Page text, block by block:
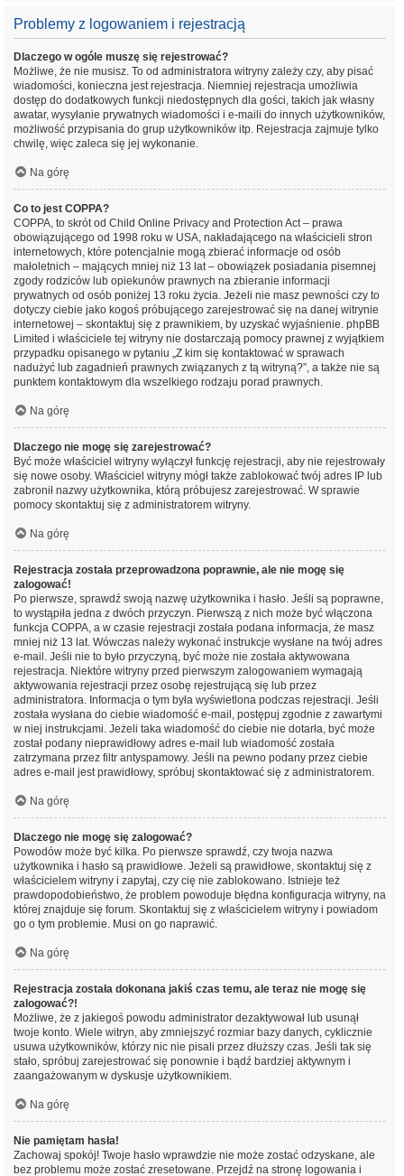
Problemy z logowaniem i rejestracją
Dlaczego w ogóle muszę się rejestrować?
Możliwe, że nie musisz. To od administratora witryny zależy czy, aby pisać
wiadomości, konieczna jest rejestracja. Niemniej rejestracja umożliwia
dostęp do dodatkowych funkcji niedostępnych dla gości, takich jak własny
awatar, wysyłanie prywatnych wiadomości i e-maili do innych użytkowników,
możliwość przypisania do grup użytkowników itp. Rejestracja zajmuje tylko
chwilę, więc zaleca się jej wykonanie.
Na górę
Co to jest COPPA?
COPPA, to skrót od Child Online Privacy and Protection Act – prawa
obowiązującego od 1998 roku w USA, nakładającego na właścicieli stron
internetowych, które potencjalnie mogą zbierać informacje od osób
małoletnich – mających mniej niż 13 lat – obowiązek posiadania pisemnej
zgody rodziców lub opiekunów prawnych na zbieranie informacji
prywatnych od osób poniżej 13 roku życia. Jeżeli nie masz pewności czy to
dotyczy ciebie jako kogoś próbującego zarejestrować się na danej witrynie
internetowej – skontaktuj się z prawnikiem, by uzyskać wyjaśnienie. phpBB
Limited i właściciele tej witryny nie dostarczają pomocy prawnej z wyjątkiem
przypadku opisanego w pytaniu „Z kim się kontaktować w sprawach
nadużyć lub zagadnień prawnych związanych z tą witryną?”, a także nie są
punktem kontaktowym dla wszelkiego rodzaju porad prawnych.
Na górę
Dlaczego nie mogę się zarejestrować?
Być może właściciel witryny wyłączył funkcję rejestracji, aby nie rejestrowały
się nowe osoby. Właściciel witryny mógł także zablokować twój adres IP lub
zabronił nazwy użytkownika, którą próbujesz zarejestrować. W sprawie
pomocy skontaktuj się z administratorem witryny.
Na górę
Rejestracja została przeprowadzona poprawnie, ale nie mogę się
zalogować!
Po pierwsze, sprawdź swoją nazwę użytkownika i hasło. Jeśli są poprawne,
to wystąpiła jedna z dwóch przyczyn. Pierwszą z nich może być włączona
funkcja COPPA, a w czasie rejestracji została podana informacja, że masz
mniej niż 13 lat. Wówczas należy wykonać instrukcje wysłane na twój adres
e-mail. Jeśli nie to było przyczyną, być może nie została aktywowana
rejestracja. Niektóre witryny przed pierwszym zalogowaniem wymagają
aktywowania rejestracji przez osobę rejestrującą się lub przez
administratora. Informacja o tym była wyświetlona podczas rejestracji. Jeśli
została wysłana do ciebie wiadomość e-mail, postępuj zgodnie z zawartymi
w niej instrukcjami. Jeżeli taka wiadomość do ciebie nie dotarła, być może
został podany nieprawidłowy adres e-mail lub wiadomość została
zatrzymana przez filtr antyspamowy. Jeśli na pewno podany przez ciebie
adres e-mail jest prawidłowy, spróbuj skontaktować się z administratorem.
Na górę
Dlaczego nie mogę się zalogować?
Powodów może być kilka. Po pierwsze sprawdź, czy twoja nazwa
użytkownika i hasło są prawidłowe. Jeżeli są prawidłowe, skontaktuj się z
właścicielem witryny i zapytaj, czy cię nie zablokowano. Istnieje też
prawdopodobieństwo, że problem powoduje błędna konfiguracja witryny, na
której znajduje się forum. Skontaktuj się z właścicielem witryny i powiadom
go o tym problemie. Musi on go naprawić.
Na górę
Rejestracja została dokonana jakiś czas temu, ale teraz nie mogę się
zalogować?!
Możliwe, że z jakiegoś powodu administrator dezaktywował lub usunął
twoje konto. Wiele witryn, aby zmniejszyć rozmiar bazy danych, cyklicznie
usuwa użytkowników, którzy nic nie pisali przez dłuższy czas. Jeśli tak się
stało, spróbuj zarejestrować się ponownie i bądź bardziej aktywnym i
zaangażowanym w dyskusje użytkownikiem.
Na górę
Nie pamiętam hasła!
Zachowaj spokój! Twoje hasło wprawdzie nie może zostać odzyskane, ale
bez problemu może zostać zresetowane. Przejdź na stronę logowania i